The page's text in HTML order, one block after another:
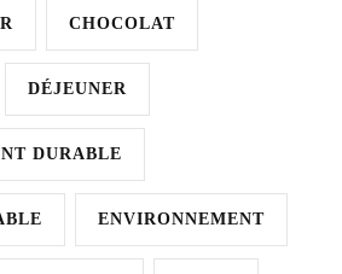
CHOCOLAT
DÉJEUNER
DURABLE
ENVIRONNEMENT